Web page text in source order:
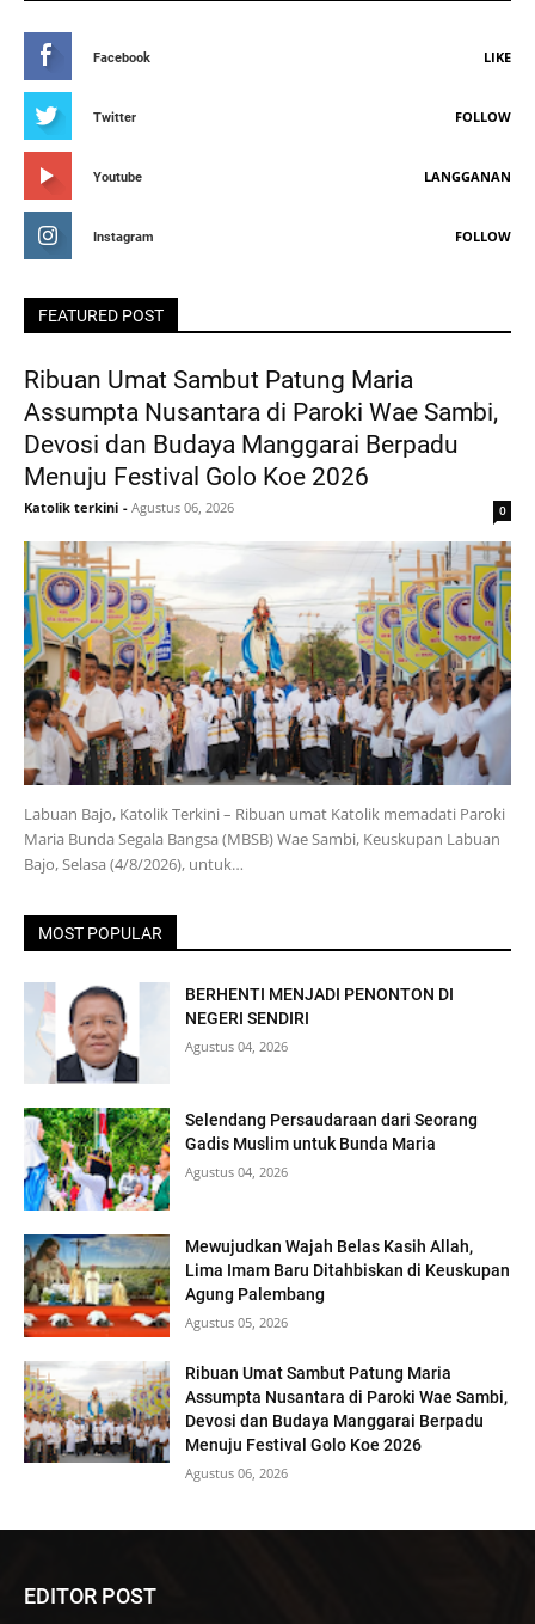
Facebook LIKE
Twitter FOLLOW
Youtube LANGGANAN
Instagram FOLLOW
FEATURED POST
Ribuan Umat Sambut Patung Maria
Assumpta Nusantara di Paroki Wae Sambi,
Devosi dan Budaya Manggarai Berpadu
Menuju Festival Golo Koe 2026
Katolik terkini - Agustus 06, 2026 0
Labuan Bajo, Katolik Terkini – Ribuan umat Katolik memadati Paroki
Maria Bunda Segala Bangsa (MBSB) Wae Sambi, Keuskupan Labuan
Bajo, Selasa (4/8/2026), untuk…
MOST POPULAR
BERHENTI MENJADI PENONTON DI
NEGERI SENDIRI
Agustus 04, 2026
Selendang Persaudaraan dari Seorang
Gadis Muslim untuk Bunda Maria
Agustus 04, 2026
Mewujudkan Wajah Belas Kasih Allah,
Lima Imam Baru Ditahbiskan di Keuskupan
Agung Palembang
Agustus 05, 2026
Ribuan Umat Sambut Patung Maria
Assumpta Nusantara di Paroki Wae Sambi,
Devosi dan Budaya Manggarai Berpadu
Menuju Festival Golo Koe 2026
Agustus 06, 2026
EDITOR POST